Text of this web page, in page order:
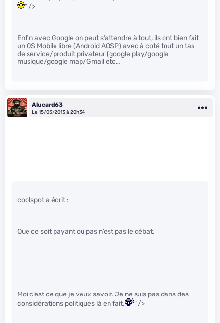
" />
Enfin avec Google on peut s’attendre à tout, ils ont bien fait
un OS Mobile libre (Android AOSP) avec à coté tout un tas
de service/produit privateur (google play/google
musique/google map/Gmail etc…
Alucard63
Le 15/05/2013 à 20h34
coolspot a écrit :
Que ce soit payant ou pas n’est pas le débat.
Moi c’est ce que je veux savoir. Je ne suis pas dans des
considérations politiques là en fait.
" />